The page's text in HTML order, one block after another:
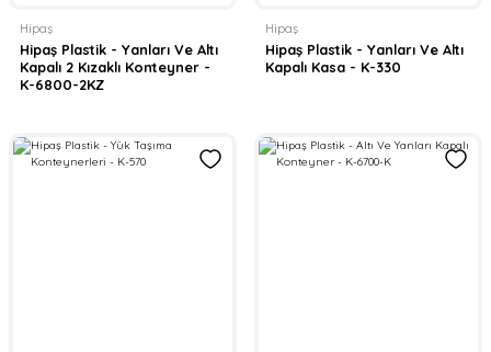
Hipaş
Hipaş Plastik - Yanları Ve Altı
Kapalı 2 Kızaklı Konteyner -
K-6800-2KZ
Hipaş
Hipaş Plastik - Yanları Ve Altı
Kapalı Kasa - K-330